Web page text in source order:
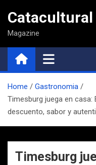
contenido
Catacultural
Magazine
Home
Gastronomia
Timesburg juega en
descuento, sabor y
Timesburg